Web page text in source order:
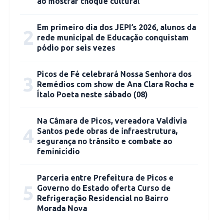
O anúncio da Petrobras também informa o
reajuste de 16,1% no preço médio do GLP. De
de R$ 3,86 para R$ 4,48 por kg, equivalente a
R$ 58,21 por 13kg.
Gasolina mais cara do Nordeste
Segundo a Agência Nacional de Petróleo, um
levantamento feito entre os dias 27 de
fevereiro e 05 de março aponta que, neste
2
Em primeiro dia dos JEPI’s 2026, alunos da
rede municipal de Educação conquistam
pódio por seis vezes
3 Picos de Fé celebrará Nossa Senhora dos
Remédios com show de Ana Clara Rocha e
Ítalo Poeta neste sábado (08)
4
Na Câmara de Picos, vereadora Valdívia
Santos pede obras de infraestrutura,
segurança no trânsito e combate ao
feminicídio
5
Parceria entre Prefeitura de Picos e
Governo do Estado oferta Curso de
Refrigeração Residencial no Bairro
Morada Nova